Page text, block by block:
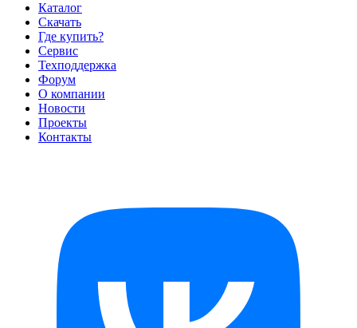
Каталог
Скачать
Где купить?
Сервис
Техподдержка
Форум
О компании
Новости
Проекты
Контакты